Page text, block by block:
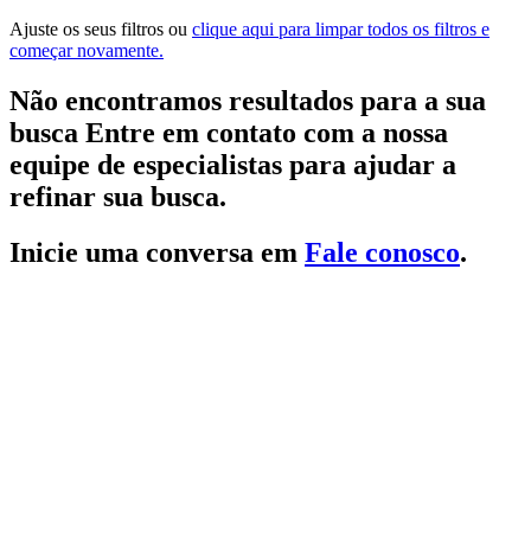
Ajuste os seus filtros ou clique aqui para limpar todos os filtros e
começar novamente.
Não encontramos resultados para a sua
busca Entre em contato com a nossa
equipe de especialistas para ajudar a
refinar sua busca.
Inicie uma conversa em Fale conosco.